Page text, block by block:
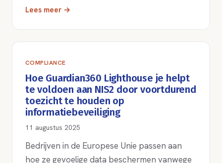
Lees meer →
COMPLIANCE
Hoe Guardian360 Lighthouse je helpt
te voldoen aan NIS2 door voortdurend
toezicht te houden op
informatiebeveiliging
11 augustus 2025
Bedrijven in de Europese Unie passen aan
hoe ze gevoelige data beschermen vanwege